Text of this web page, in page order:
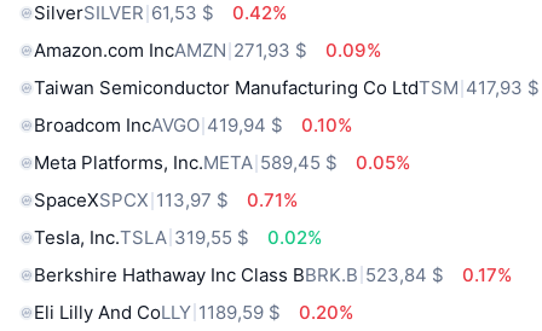
SilverSILVER 61,53 $
0.42%
Amazon.com IncAMZN 271,93 $
0.09%
Taiwan Semiconductor Manufacturing Co LtdTSM 417,93 $
Broadcom IncAVGO 419,94 $
0.10%
Meta Platforms, Inc.META 589,45 $
0.05%
SpaceXSPCX 113,97 $
0.71%
Tesla, Inc.TSLA 319,55 $
0.02%
Berkshire Hathaway Inc Class BBRK.B 523,84 $
0.17%
Eli Lilly And CoLLY 1189,59 $
0.20%